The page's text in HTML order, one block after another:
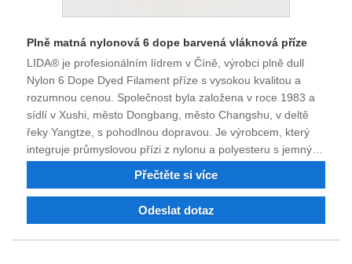
Plně matná nylonová 6 dope barvená vláknová příze
LIDA® je profesionálním lídrem v Číně, výrobci plně dull
Nylon 6 Dope Dyed Filament příze s vysokou kvalitou a
rozumnou cenou. Společnost byla založena v roce 1983 a
sídlí v Xushi, město Dongbang, město Changshu, v deltě
řeky Yangtze, s pohodlnou dopravou. Je výrobcem, který
integruje průmyslovou přízi z nylonu a polyesteru s jemným
denier, nylon 6, nylon 66, polyesterový jemný denier,
průmyslovou přízi zpomalující hoření a recyklovaný nylon a
transformace a inovací si kvalita produktu získala důvěru a
Přečtěte si více
Odeslat dotaz